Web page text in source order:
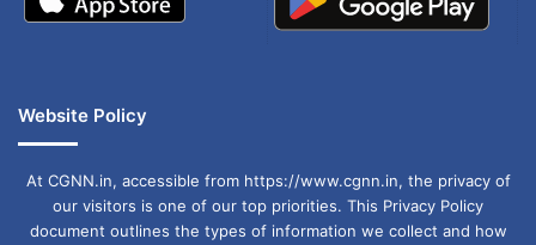
Website Policy
At CGNN.in, accessible from https://www.cgnn.in, the privacy of
our visitors is one of our top priorities. This Privacy Policy
document outlines the types of information we collect and how